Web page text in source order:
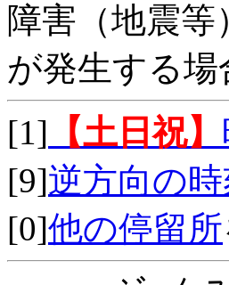
障害（地震
が発生する
[1] 【土日祝】
[9]逆方向の
[0]他の停留所